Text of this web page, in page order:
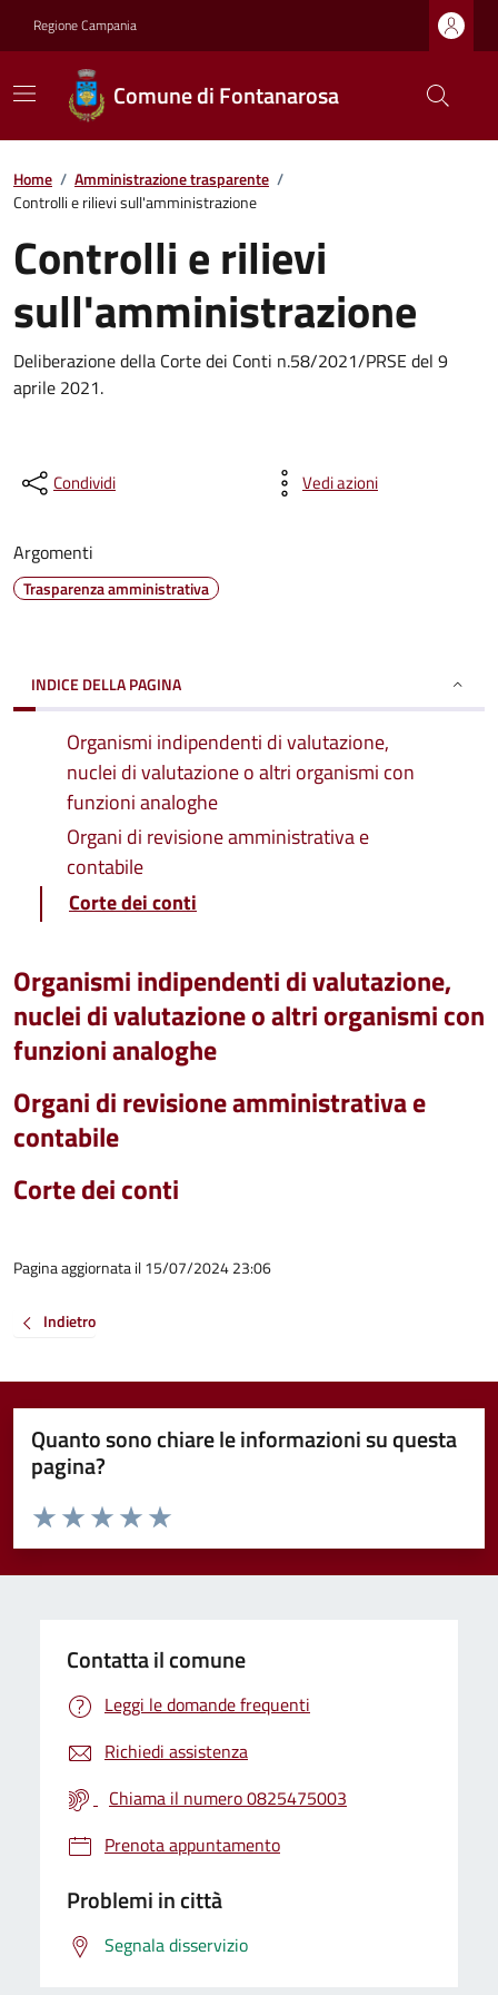
Regione Campania
Comune di Fontanarosa
Home / Amministrazione trasparente /
Controlli e rilievi sull'amministrazione
Controlli e rilievi
sull'amministrazione
Deliberazione della Corte dei Conti n.58/2021/PRSE del 9
aprile 2021.
Condividi Vedi azioni
Argomenti
Trasparenza amministrativa
INDICE DELLA PAGINA
Organismi indipendenti di valutazione,
nuclei di valutazione o altri organismi con
funzioni analoghe
Organi di revisione amministrativa e
contabile
Corte dei conti
Organismi indipendenti di valutazione,
nuclei di valutazione o altri organismi con
funzioni analoghe
Organi di revisione amministrativa e
contabile
Corte dei conti
Pagina aggiornata il 15/07/2024 23:06
Indietro
Quanto sono chiare le informazioni su questa
pagina?
Valuta da 1 a 5 stelle la pagina
Valuta 5 stelle su 5
Valuta 4 stelle su 5
Valuta 3 stelle su 5
Valuta 2 stelle su 5
Valuta 1 stelle su 5
Contatta il comune
Leggi le domande frequenti
Richiedi assistenza
Chiama il numero 0825475003
Prenota appuntamento
Problemi in città
Segnala disservizio